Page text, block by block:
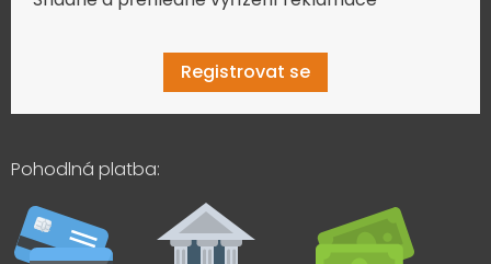
Registrovat se
Pohodlná platba: